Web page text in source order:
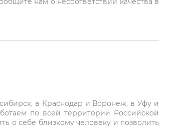
в Краснодар и Воронеж, в Уфу и
по всей территории Российской
о себе близкому человеку и позволить